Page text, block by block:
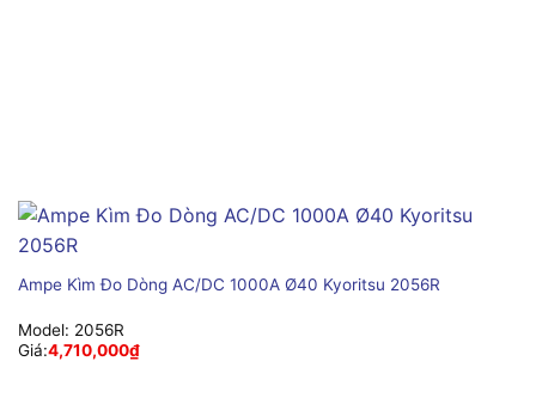
Ampe Kìm Đo Dòng AC/DC 1000A Ø40 Kyoritsu 2056R
Model: 2056R
Giá:4,710,000₫